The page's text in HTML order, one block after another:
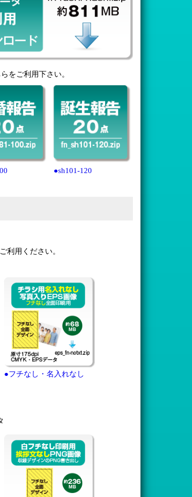
をご利用下さい。
●sh101-120
利用ください。
●フチなし・名入れなし